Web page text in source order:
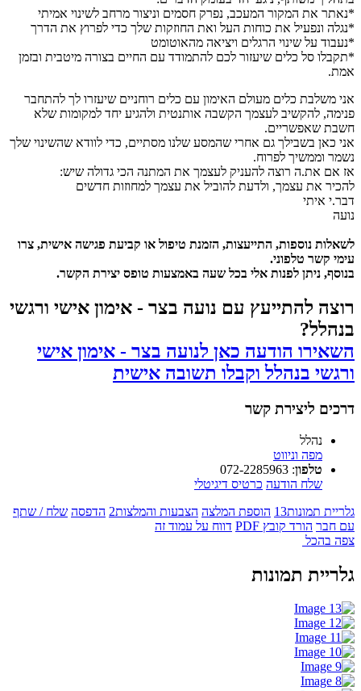
*נאתר את המקור המעכב, נפרק חסמים וניצור מרחב לשינוי אמיתי
*נגלה ונפעיל את כוחות העל ואת החוזקות שלך כדי לפרוץ את הדרך
*נעבוד על שינוי הרגלים ויציאה מהאוטומט
*תקבלו סל כלים שיעזור לכם להתמודד עם החיים בצורה מיטבית ובזמן
אמת.
אני משלבת כלים מעולם האימון עם כלים רוחניים שיעזרו לך להתחבר
פנימה, להקשיב לעצמך הקשבה אותנטית ולהגיע יחד למקומות שלא
חשבת שאפשריים.
אני כאן בשבילך גם אחרי שהמסע שלנו מסתיים, כדי לוודא שהשינוי שלך
נשמר וממשיך לפרוח.
אז אם את.ה רוצה להעניק לעצמך את המתנה הכי גדולה שיש:
להכיר את עצמך, ולדעת להוביל את עצמך למחוזות חדשים
דבר.י איתי
נועה
לשאלות נוספות, התייעצות, הזמנת טיפול או קביעת פגישה אישית, צרו
עימי קשר טלפוני.
בנוסף, ניתן לפנות אלי בכל שעה באמצעות טופס יצירת הקשר.
רוצה להתייעץ עם נועה בצר - אימון אישי ורגשי
בנהלל?
השאירו הודעה כאן לנועה בצר - אימון אישי
ורגשי בנהלל וקבלו תשובה אישית
דרכים ליצירת קשר
נהלל
מפה וניווט
טלפון:
072-2285963
שלח הודעה כרטיס דיגיטלי
גלריית תמונות13 הוספת המלצה הצבעות והמלצות2 הדפסה שלח / שתף
עם חבר הורד קובץ PDF
דווח על עמוד זה
צפה בהכל
גלריית תמונות